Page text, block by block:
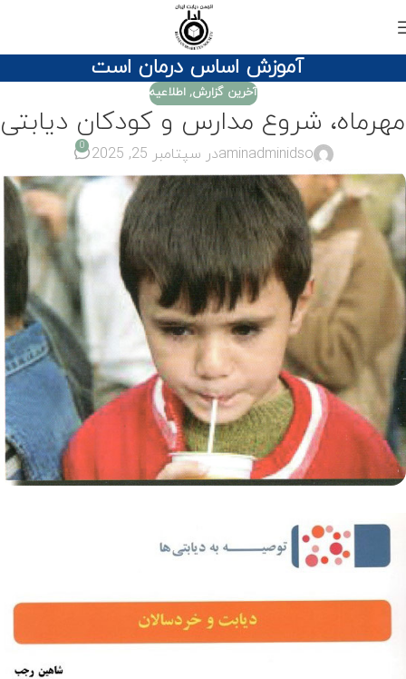
آموزش اساس درمان است
آخرین گزارش,اطلاعیه
مهرماه، شروع مدارس و کودکان دیابتی
aminadminidsoدر سپتامبر 25, 2025 0